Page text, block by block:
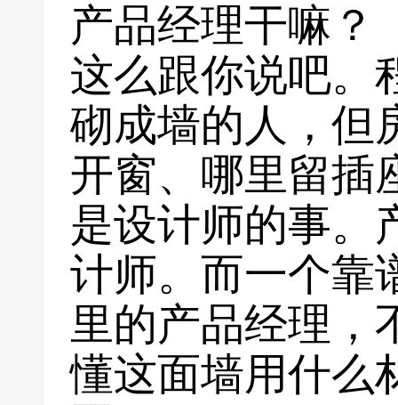
产品经理干嘛？
这么跟你说吧。
砌成墙的人，但
开窗、哪里留插
是设计师的事。
计师。而一个靠
里的产品经理，
懂这面墙用什么